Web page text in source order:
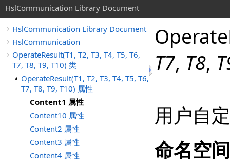
HslCommunication Library Document
HslCommunication Library Document
HslCommunication
OperateResult(T1, T2, T3, T4, T5, T6,
T7, T8, T9, T10) 类
OperateResult(T1, T2, T3, T4, T5, T6,
T7, T8, T9, T10) 属性
Content1 属性
Content10 属性
Content2 属性
Content3 属性
Content4 属性
T7, T8,
用户自
命名空